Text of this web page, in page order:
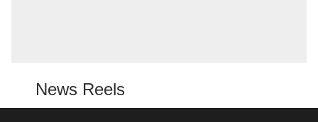
News Reels